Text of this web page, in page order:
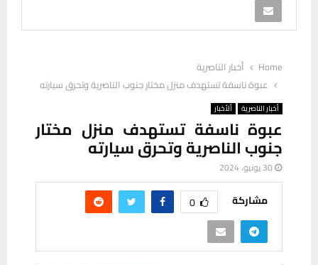
Home
أخبار الناصرية
عبوة ناسفة تستهدف منزل مختار جنوب الناصرية وتحرق سيارته
أخبار الناصرية ألأخبار
عبوة ناسفة تستهدف منزل مختار
جنوب الناصرية وتحرق سيارته
30 يونيو، 2024
مشاركة 0